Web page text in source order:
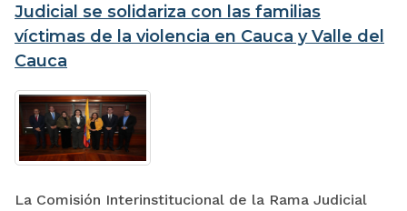
Judicial se solidariza con las familias
víctimas de la violencia en Cauca y Valle del
Cauca
La Comisión Interinstitucional de la Rama Judicial